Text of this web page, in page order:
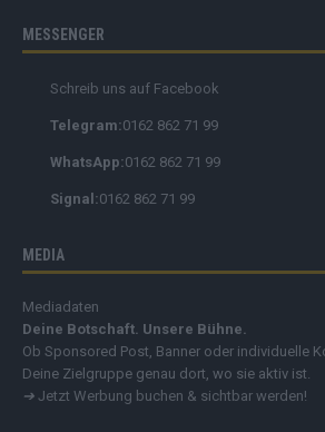
MESSENGER
Schreib uns auf Facebook
Telegram:0162 862 71 99
WhatsApp:0162 862 71 99
Signal:0162 862 71 99
MEDIA
Mediadaten
Deine Botschaft. Unsere Bühne.
Ob Sponsored Post, Banner oder individuelle
Deine Zielgruppe genau dort, wo sie aktiv ist.
➔ Jetzt Werbung buchen & sichtbar werden!